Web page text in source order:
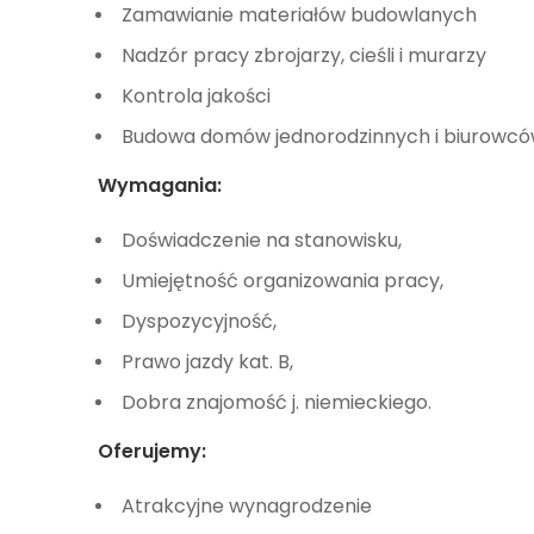
Zamawianie materiałów budowlanych
Nadzór pracy zbrojarzy, cieśli i murarzy
Kontrola jakości
Budowa domów jednorodzinnych i
Wymagania:
Doświadczenie na stanowisku,
Umiejętność organizowania pracy,
Dyspozycyjność,
Prawo jazdy kat. B,
Dobra znajomość j. niemieckiego.
Oferujemy:
Atrakcyjne wynagrodzenie